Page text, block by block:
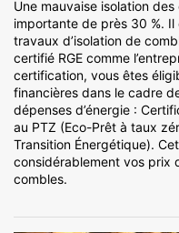
Une mauvaise isolation
importante de près 30 %.
travaux d’isolation de
certifié RGE comme
certification, vous êtes
financières dans le cadre
dépenses d’énergie :
au PTZ (Eco-Prêt à taux
Transition Énergétique).
considérablement vos prix
combles.